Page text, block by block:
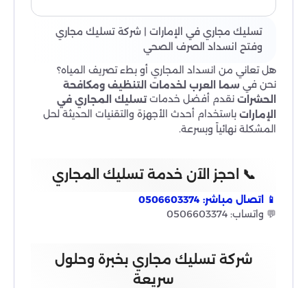
التنظيف ومكافحة الحشرات
تسليك مجاري في الإمارات | شركة تسليك مجاري
وفتح انسداد الصرف الصحي
هل تعاني من انسداد المجاري أو بطء تصريف المياه؟
نحن في سما العرب لخدمات التنظيف ومكافحة
الحشرات نقدم أفضل خدماتتسليك المجاري في
الإمارات باستخدام أحدث الأجهزة والتقنيات الحديثة لحل
المشكلة نهائياً وبسرعة.
📞 احجز الآن خدمة تسليك المجاري
📱 اتصال مباشر: 0506603374
💬 واتساب: 0506603374
شركة تسليك مجاري بخبرة وحلول
سريعة